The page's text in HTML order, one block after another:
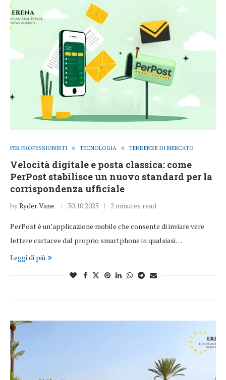
PER PROFESSIONISTI TECNOLOGIA TENDENZE DI MERCATO
Velocità digitale e posta classica: come
PerPost stabilisce un nuovo standard per la
corrispondenza ufficiale
byRyder Vane 30.10.2025 2 minutes read
PerPost è un’applicazione mobile che consente di inviare vere
lettere cartacee dal proprio smartphone in qualsiasi…
Leggi di più